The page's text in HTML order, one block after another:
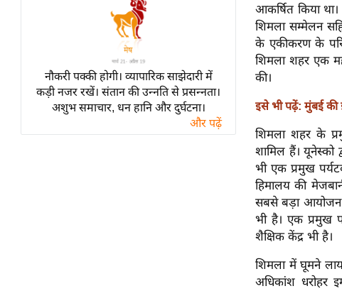
त्योहार
राशिफल
विशेष
विश्लेषण
नौकरी पक्की होगी। व्यापारिक साझेदारी में
कड़ी नजर रखें। संतान की उन्नति से प्रसन्नता।
अशुभ समाचार, धन हानि और दुर्घटना।
और पढ़ें
आकर्षित किया
शिमला सम्मेलन
के एकीकरण के
शिमला शहर एक
की।
इसे भी पढ़ें: मुंबई की
शिमला शहर के
शामिल हैं। यूनेस्को
भी एक प्रमुख
हिमालय की
सबसे बड़ा आयोजन
भी है। एक प्रमुख
शैक्षिक केंद्र भी है।
शिमला में घूमने
अधिकांश धरोहर